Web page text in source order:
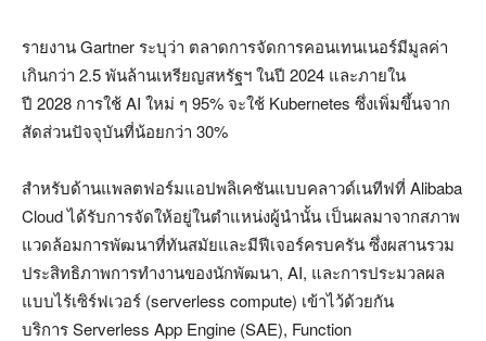
รายงานGartner ระบุว่า ตลาดการจัดการคอนเทนเนอร์มีมูลค่า
เกินกว่า 2.5พันล้านเหรียญสหรัฐฯ ในปี 2024 และภายใน
ปี 2028 การใช้AI ใหม่ ๆ 95% จะใช้ Kubernetes ซึ่งเพิ่มขึ้นจาก
สัดส่วนปัจจุบันที่น้อยกว่า 30%
สำหรับด้านแพลตฟอร์มแอปพลิเคชันแบบคลาวด์เนทีฟที่ Alibaba
Cloudได้รับการจัดให้อยู่ในตำแหน่งผู้นำนั้น เป็นผลมาจากสภาพ
แวดล้อมการพัฒนาที่ทันสมัยและมีฟีเจอร์ครบครัน ซึ่งผสานรวม
ประสิทธิภาพการทำงานของนักพัฒนา, AI, และการประมวลผล
แบบไร้เซิร์ฟเวอร์ (serverless compute) เข้าไว้ด้วยกัน
บริการServerless App Engine (SAE), Function